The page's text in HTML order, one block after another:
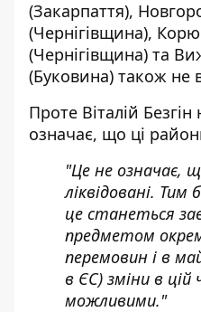
(Закарпаття),
(Чернігівщина),
(Чернігівщина) та
(Буковина) також не
Проте Віталій
означає, що ці
"Це не означає,
ліквідовані.
це станеться
предметом
перемовин і в
в ЄС) зміни в
можливими."